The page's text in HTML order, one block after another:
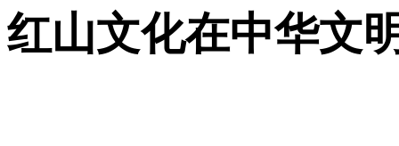
红山文化在中华文